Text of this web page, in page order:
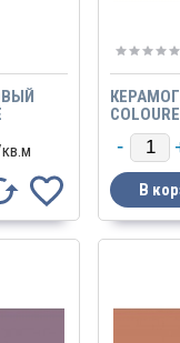
кв.м
GTF